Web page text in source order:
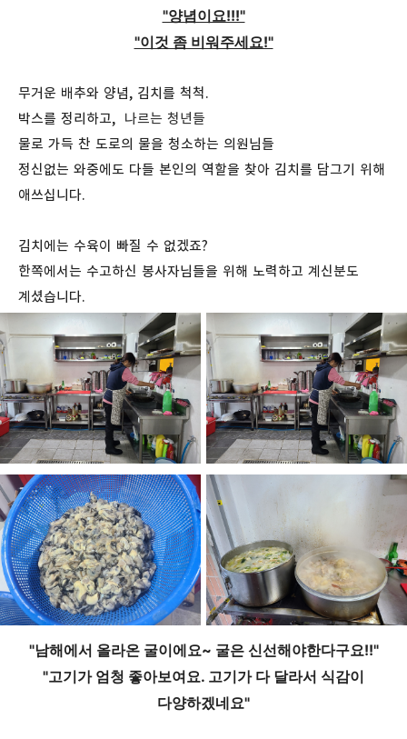
"양념이요!!!"
"이것 좀 비워주세요!"
무거운 배추와 양념, 김치를 척척.
박스를 정리하고, 나르는 청년들
물로 가득 찬 도로의 물을 청소하는 의원님들
정신없는 와중에도 다들 본인의 역할을 찾아 김치를 담그기 위해
애쓰십니다.
김치에는 수육이 빠질 수 없겠죠?
한쪽에서는 수고하신 봉사자님들을 위해 노력하고 계신분도
계셨습니다.
"남해에서 올라온 굴이에요~ 굴은 신선해야한다구요!!"
"고기가 엄청 좋아보여요. 고기가 다 달라서 식감이
다양하겠네요"